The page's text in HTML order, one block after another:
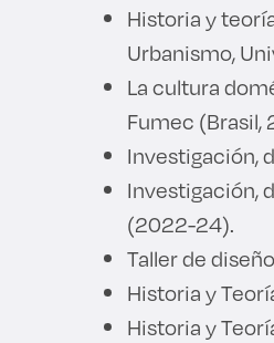
Historia y
Urbanismo,
La cultura
Fumec (Brasil,
Investigación,
Investigación,
(2022-24).
Taller de
Historia y
Historia y